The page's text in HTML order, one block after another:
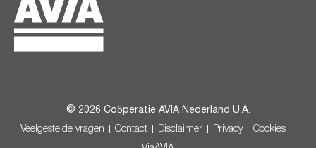
© 2026 Coöperatie AVIA Nederland U.A.
Veelgestelde vragen Contact Disclaimer Privacy Cookies